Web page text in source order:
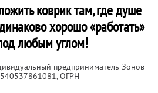
коврик там, где душе
хорошо «работать»
любым углом!
предприниматель Зонов
, ОГРН